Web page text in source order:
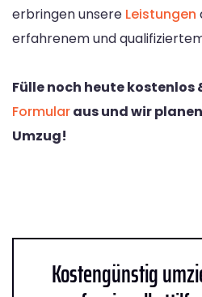
erbringen unsere Leistungen
erfahrenem und
Fülle noch heute kostenlos
Formularaus und wir
Umzug!
Kostengünstig